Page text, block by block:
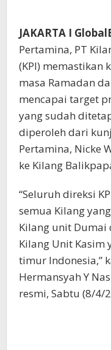
JAKARTA I
Pertamina, PT
(KPI) memastikan
masa Ramadan
mencapai target
yang sudah
diperoleh dari
Pertamina, Nicke
ke Kilang
“Seluruh direksi
semua Kilang
Kilang unit
Kilang Unit Kasim
timur Indonesia,”
Hermansyah Y
resmi, Sabtu (8/4/